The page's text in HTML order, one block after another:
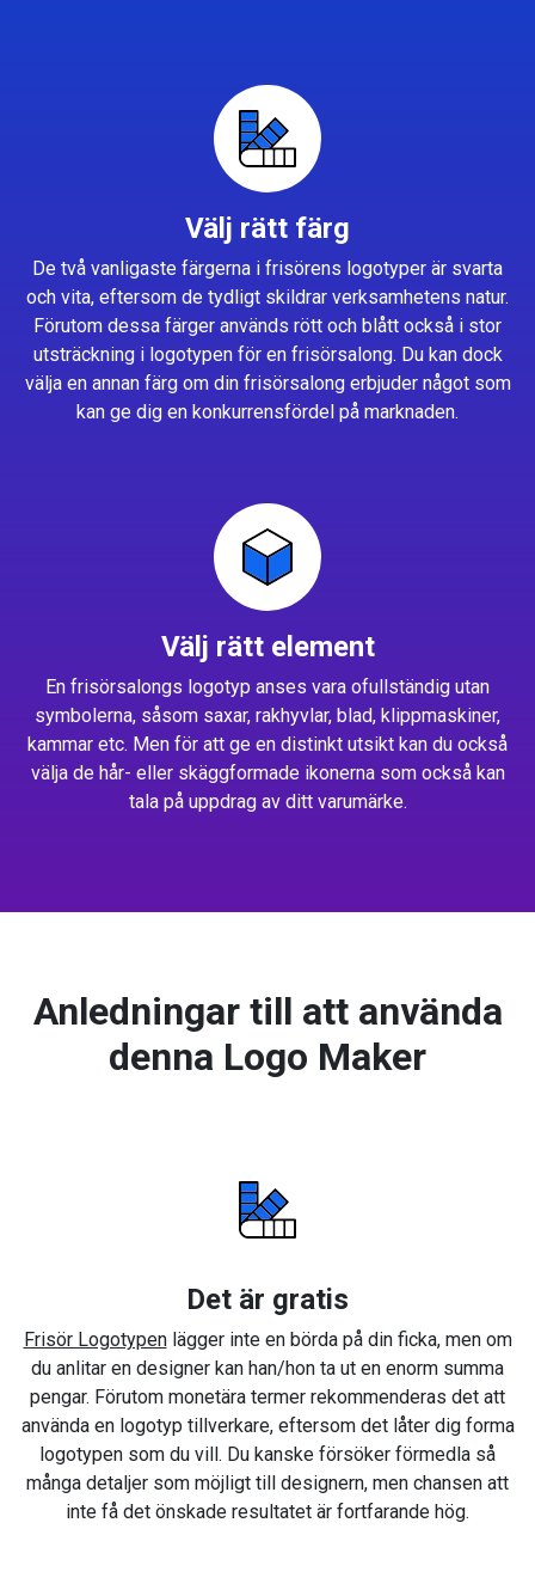
Välj rätt färg
De två vanligaste färgerna i frisörens logotyper är svarta
och vita, eftersom de tydligt skildrar verksamhetens natur.
Förutom dessa färger används rött och blått också i stor
utsträckning i logotypen för en frisörsalong. Du kan dock
välja en annan färg om din frisörsalong erbjuder något som
kan ge dig en konkurrensfördel på marknaden.
Välj rätt element
En frisörsalongs logotyp anses vara ofullständig utan
symbolerna, såsom saxar, rakhyvlar, blad, klippmaskiner,
kammar etc. Men för att ge en distinkt utsikt kan du också
välja de hår- eller skäggformade ikonerna som också kan
tala på uppdrag av ditt varumärke.
Anledningar till att använda
denna Logo Maker
Det är gratis
Frisör Logotypenlägger inte en börda på din ficka, men om
du anlitar en designer kan han/hon ta ut en enorm summa
pengar. Förutom monetära termer rekommenderas det att
använda en logotyp tillverkare, eftersom det låter dig forma
logotypen som du vill. Du kanske försöker förmedla så
många detaljer som möjligt till designern, men chansen att
inte få det önskade resultatet är fortfarande hög.